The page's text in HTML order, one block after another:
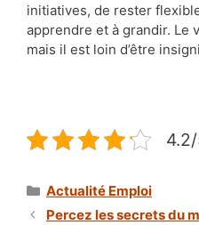
initiatives, de rester
apprendre et à grandir. Le
mais il est loin d’être
Catégories
Actualité Emploi
Percez les secrets du